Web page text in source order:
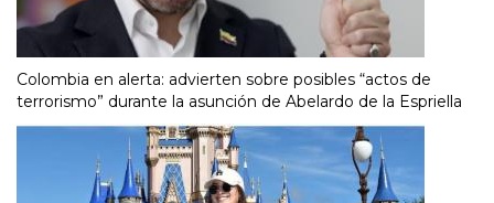
Colombia en alerta: advierten sobre posibles “actos de
terrorismo” durante la asunción de Abelardo de la Espriella